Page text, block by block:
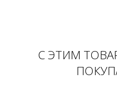
С ЭТИМ